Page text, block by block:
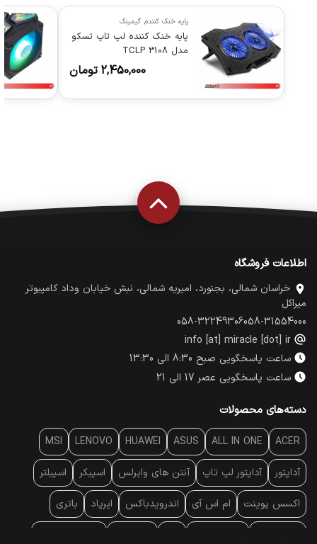
پایه خنک کننده, گیمینگ
پایه خنک کننده لپ تاپ تسکو
مدل TCLP 3108
2,450,000 تومان
اطلاعات فروشگاه
خراسان شمالی، بجنورد، امیریه شمالی، نبش خیابان وداد کامپیوتر
میراکل
058-31554000
058-32249306
info [at] miracle [dot] ir
ساعت پاسخگویی صبح 8:30 الی 13:30
ساعت پاسخگویی عصر 17 الی 21
دسته‌های محصولات
ACER
ALL IN ONE
ASUS
HUAWEI
LENOVO
MSI
آداپتور آداپتور لپ تاپ آنتن‌ های وایرلس اسپیکر اسپیلتر
اکسس پوینت ام اس آی اندرویدباکس ایرپاد باتری